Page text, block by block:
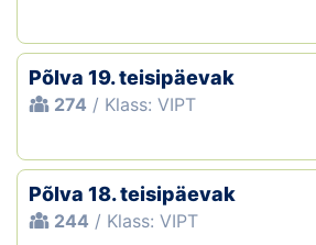
Põlva 19. teisipäevak
274 / Klass: VIPT
Põlva 18. teisipäevak
244 / Klass: VIPT